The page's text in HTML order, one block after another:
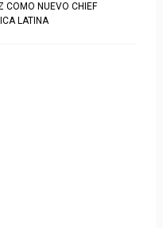
COMO NUEVO CHIEF
LATINA